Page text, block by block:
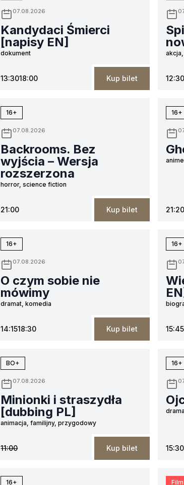
07.08.2026
Kandydaci Śmierci
[napisy EN]
dokument
13:3018:00 Kup bilet 12:30
16+
07.08.2026
Backrooms. Bez
wyjścia – Wersja
rozszerzona
horror, science fiction
21:00 Kup bilet
16+
21:20
16+
07.08.2026
O czym sobie nie
mówimy
dramat, komedia
14:1518:30 Kup bilet
16+
15:45
BO+
07.08.2026
Minionki i straszydła
[dubbing PL]
animacja, familijny, przygodowy
11:00 Kup bilet
16+
15:30
16+